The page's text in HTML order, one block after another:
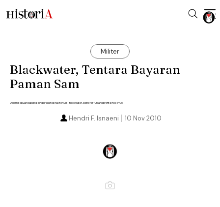
Militer
Blackwater, Tentara Bayaran
Paman Sam
Dalam sebuah papan di pinggir jalan di Irak tertulis: Blackwater, killing for fun and profit since 1996.
10 Nov 2010
Hendri F. Isnaeni